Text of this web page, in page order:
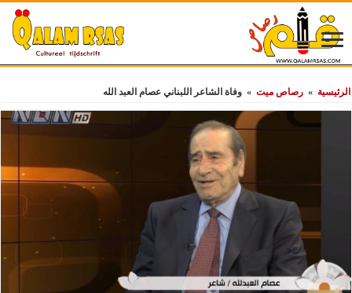
الرئيسية » رصاص ميت » وفاة الشاعر اللبناني عصام العبد الله